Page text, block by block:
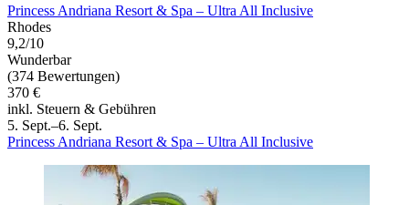
Princess Andriana Resort & Spa – Ultra All Inclusive
Rhodes
9,2/10
Wunderbar
(374 Bewertungen)
370 €
inkl. Steuern & Gebühren
5. Sept.–6. Sept.
Princess Andriana Resort & Spa – Ultra All Inclusive